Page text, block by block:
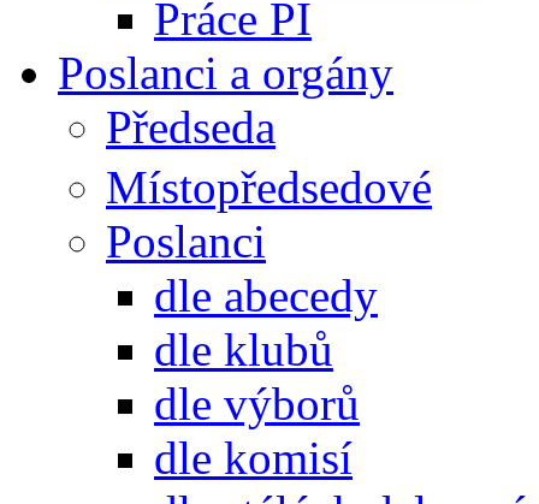
Práce PI
Poslanci a orgány
Předseda
Místopředsedové
Poslanci
dle abecedy
dle klubů
dle výborů
dle komisí